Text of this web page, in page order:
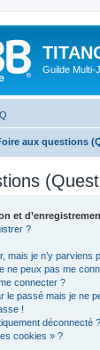
Guilde Multi-
aux questions
et
?
mais je n’y parviens
ne peux pas me
connecter ?
le passé mais je ne
!
déconnecté ?
cookies » ?